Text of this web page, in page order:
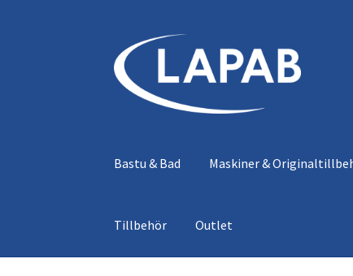
Hoppa
till
navigering
Hoppa
till
innehåll
Bastu & Bad Maskiner &
Tillbehör Outlet